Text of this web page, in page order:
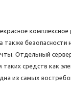
также безопасности
Отдельный
средств как
из самых